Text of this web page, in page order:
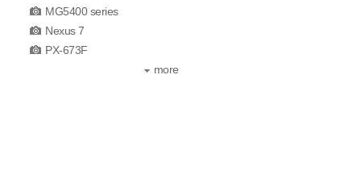
MG5400 series
Nexus 7
PX-673F
more